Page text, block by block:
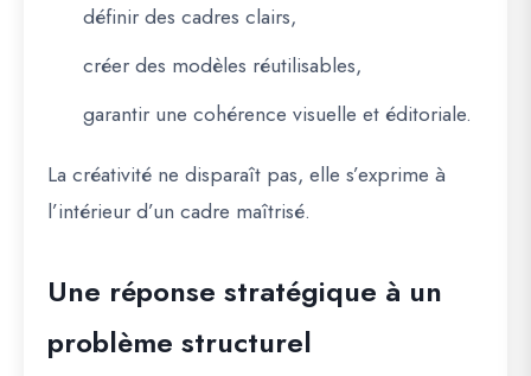
définir des cadres clairs,
créer des modèles réutilisables,
garantir une cohérence visuelle et éditoriale.
La créativité ne disparaît pas, elle s’exprime à
l’intérieur d’un cadre maîtrisé.
Une réponse stratégique à un
problème structurel